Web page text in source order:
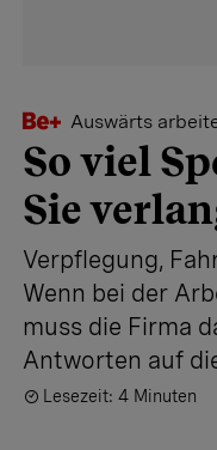
Auswärts
So viel
Sie
Verpflegung,
Wenn bei der
muss die Firma
Antworten auf
Lesezeit: 4 Minuten